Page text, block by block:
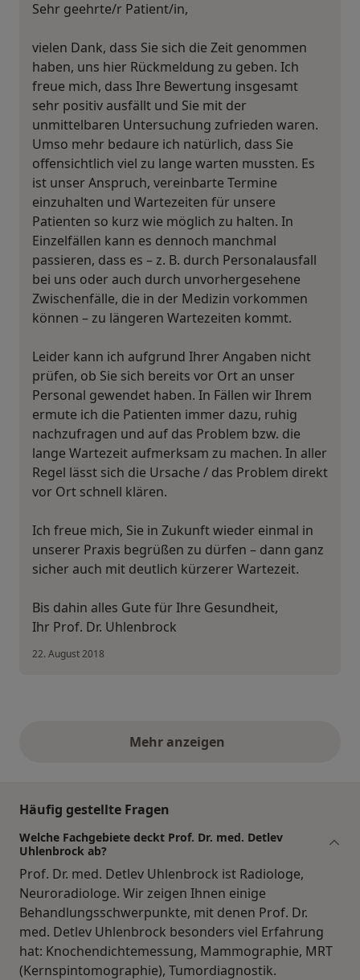
Sehr geehrte/r Patient/in,
vielen Dank, dass Sie sich die Zeit genommen
haben, uns hier Rückmeldung zu geben. Ich
freue mich, dass Ihre Bewertung insgesamt
sehr positiv ausfällt und Sie mit der
unmittelbaren Untersuchung zufrieden waren.
Umso mehr bedaure ich natürlich, dass Sie
offensichtlich viel zu lange warten mussten. Es
ist unser Anspruch, vereinbarte Termine
einzuhalten und Wartezeiten für unsere
Patienten so kurz wie möglich zu halten. In
Einzelfällen kann es dennoch manchmal
passieren, dass es – z. B. durch Personalausfall
bei uns oder auch durch unvorhergesehene
Zwischenfälle, die in der Medizin vorkommen
können – zu längeren Wartezeiten kommt.
Leider kann ich aufgrund Ihrer Angaben nicht
prüfen, ob Sie sich bereits vor Ort an unser
Personal gewendet haben. In Fällen wir Ihrem
ermute ich die Patienten immer dazu, ruhig
nachzufragen und auf das Problem bzw. die
lange Wartezeit aufmerksam zu machen. In aller
Regel lässt sich die Ursache / das Problem direkt
vor Ort schnell klären.
Ich freue mich, Sie in Zukunft wieder einmal in
unserer Praxis begrüßen zu dürfen – dann ganz
sicher auch mit deutlich kürzerer Wartezeit.
Bis dahin alles Gute für Ihre Gesundheit,
Ihr Prof. Dr. Uhlenbrock
22. August 2018
Mehr anzeigenobige Stellungnahmen
Häufig gestellte Fragen
Welche Fachgebiete deckt Prof. Dr. med. Detlev
Uhlenbrock ab?
Prof. Dr. med. Detlev Uhlenbrock ist Radiologe,
Neuroradiologe. Wir zeigen Ihnen einige
Behandlungsschwerpunkte, mit denen Prof. Dr.
med. Detlev Uhlenbrock besonders viel Erfahrung
hat: Knochendichtemessung, Mammographie, MRT
(Kernspintomographie), Tumordiagnostik.